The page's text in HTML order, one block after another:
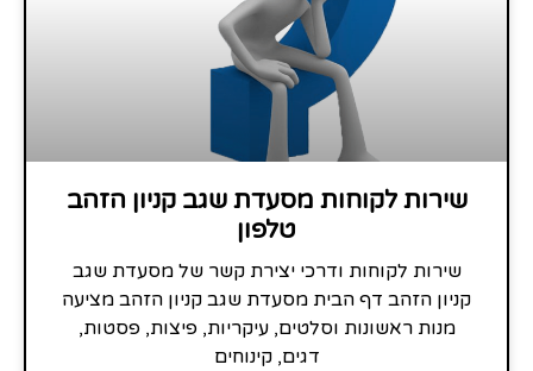
שירות לקוחות מסעדת שגב קניון הזהב
טלפון
שירות לקוחות ודרכי יצירת קשר של מסעדת שגב
קניון הזהב דף הבית מסעדת שגב קניון הזהב מציעה
מנות ראשונות וסלטים, עיקריות, פיצות, פסטות,
דגים, קינוחים